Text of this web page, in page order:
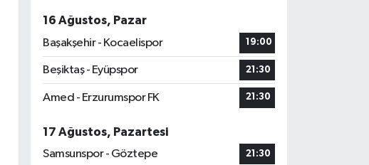
16 Ağustos, Pazar
Başakşehir - Kocaelispor
19:00
Beşiktaş - Eyüpspor 21:30
Amed - Erzurumspor FK 21:30
17 Ağustos, Pazartesi
Samsunspor - Göztepe
21:30